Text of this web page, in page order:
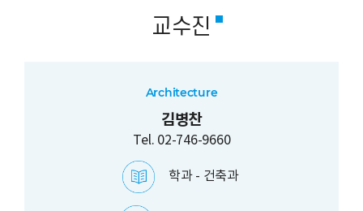
교수진
Architecture
김병찬
Tel. 02-746-9660
학과 - 건축과